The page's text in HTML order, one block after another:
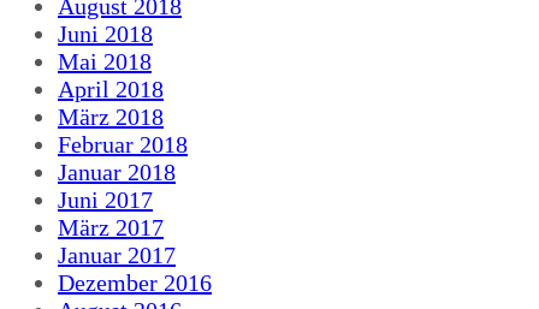
August 2018
Juni 2018
Mai 2018
April 2018
März 2018
Februar 2018
Januar 2018
Juni 2017
März 2017
Januar 2017
Dezember 2016